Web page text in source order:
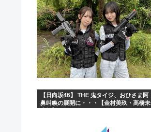
【日向坂46】 THE 鬼タイジ、おひさま阿
鼻叫喚の展開に・・・【金村美玖・髙橋未